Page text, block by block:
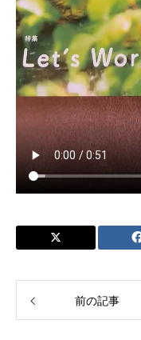
前の記事